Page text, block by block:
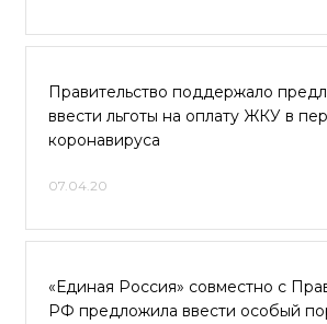
Правительство поддержало
ввести льготы на оплату ЖКУ в
коронавируса
07.04.20
«Единая Россия» совместно с
РФ предложила ввести особый